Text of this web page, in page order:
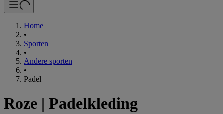
Home
•
Sporten
•
Andere sporten
•
Padel
Roze | Padelkleding